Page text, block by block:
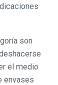
son
el medio
envases